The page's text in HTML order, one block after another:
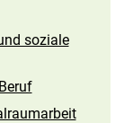
soziale